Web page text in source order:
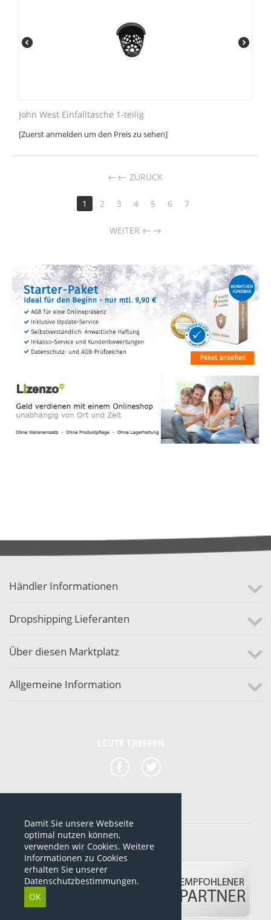
John West Einfalltasche 1-teilig
[Zuerst anmelden um den Preis zu sehen]
← ZURÜCK
1 2 3 4 5 6 7
WEITER →
Händler Informationen
Dropshipping Lieferanten
Über diesen Marktplatz
Allgemeine Information
*alle Preise sind netto Preise
© 2012-2026 www.dropshipping-marktplatz.de
Damit Sie unsere Webseite
optimal nutzen können,
verwenden wir Cookies. Weitere
Informationen zu Cookies
erhalten Sie unserer
Datenschutzbestimmungen.
OK